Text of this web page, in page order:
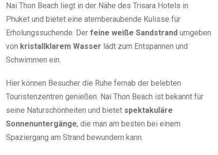
Nai Thon Beach liegt in der Nähe des Trisara Hotels in
Phuket und bietet eine atemberaubende Kulisse für
Erholungssuchende. Der feine weiße Sandstrand umgeben
von kristallklarem Wasser lädt zum Entspannen und
Schwimmen ein.
Hier können Besucher die Ruhe fernab der belebten
Touristenzentren genießen. Nai Thon Beach ist bekannt für
seine Naturschönheiten und bietet spektakuläre
Sonnenuntergänge, die man am besten bei einem
Spaziergang am Strand bewundern kann.